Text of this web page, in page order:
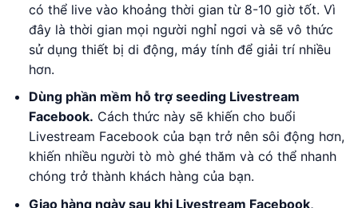
có thể live vào khoảng thời gian từ 8-10 giờ tốt. Vì
đây là thời gian mọi người nghỉ ngơi và sẽ vô thức
sử dụng thiết bị di động, máy tính để giải trí nhiều
hơn.
Dùng phần mềm hỗ trợ seeding Livestream
Facebook. Cách thức này sẽ khiến cho buổi
Livestream Facebook của bạn trở nên sôi động hơn,
khiến nhiều người tò mò ghé thăm và có thể nhanh
chóng trở thành khách hàng của bạn.
Giao hàng ngày sau khi Livestream Facebook,